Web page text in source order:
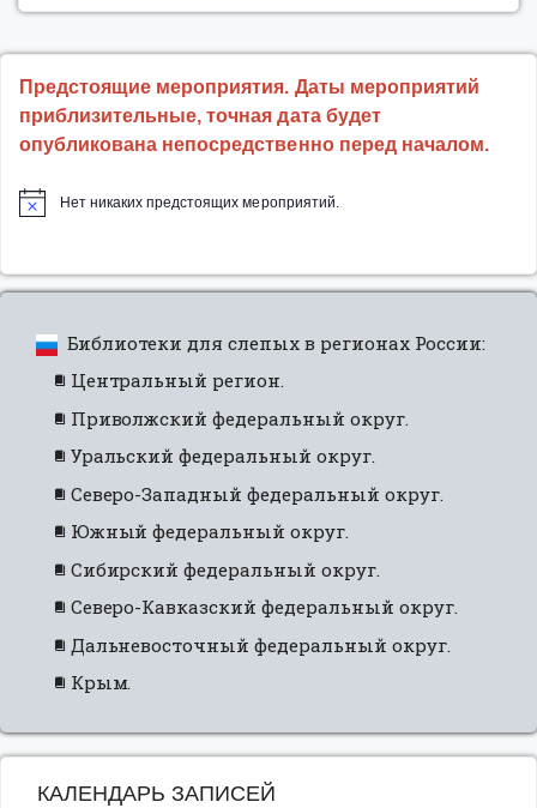
С.В.
Предстоящие мероприятия. Даты мероприятий
приблизительные, точная дата будет
опубликована непосредственно перед началом.
Нет никаких предстоящих мероприятий.
Библиотеки для слепых в регионах России:
Центральный регион.
Приволжский федеральный округ.
Уральский федеральный округ.
Северо-Западный федеральный округ.
Южный федеральный округ.
Сибирский федеральный округ.
Северо-Кавказский федеральный округ.
Дальневосточный федеральный округ.
Крым.
КАЛЕНДАРЬ ЗАПИСЕЙ